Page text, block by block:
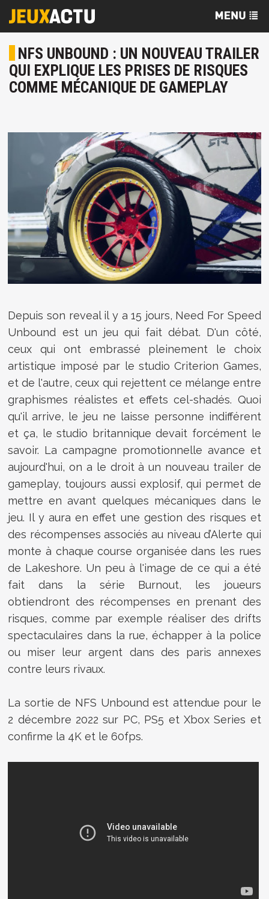
NFS UNBOUND : UN NOUVEAU TRAILER
QUI EXPLIQUE LES PRISES DE RISQUES
COMME MÉCANIQUE DE GAMEPLAY
Depuis son reveal il y a 15 jours, Need For Speed
Unbound est un jeu qui fait débat. D'un côté,
ceux qui ont embrassé pleinement le choix
artistique imposé par le studio Criterion Games,
et de l'autre, ceux qui rejettent ce mélange entre
graphismes réalistes et effets cel-shadés. Quoi
qu'il arrive, le jeu ne laisse personne indifférent
et ça, le studio britannique devait forcément le
savoir. La campagne promotionnelle avance et
aujourd'hui, on a le droit à un nouveau trailer de
gameplay, toujours aussi explosif, qui permet de
mettre en avant quelques mécaniques dans le
jeu. Il y aura en effet une gestion des risques et
des récompenses associés au niveau d’Alerte qui
monte à chaque course organisée dans les rues
de Lakeshore. Un peu à l'image de ce qui a été
fait dans la série Burnout, les joueurs
obtiendront des récompenses en prenant des
risques, comme par exemple réaliser des drifts
spectaculaires dans la rue, échapper à la police
ou miser leur argent dans des paris annexes
contre leurs rivaux.
La sortie de NFS Unbound est attendue pour le
2 décembre 2022 sur PC, PS5 et Xbox Series et
confirme la 4K et le 60fps.